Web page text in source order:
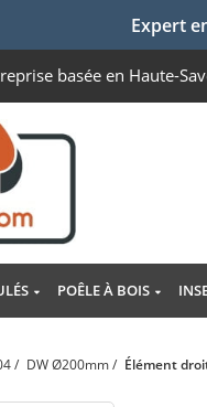
Expert
basée en Haute-
POÊLE À BOIS
/ DW Ø200mm/ Élément